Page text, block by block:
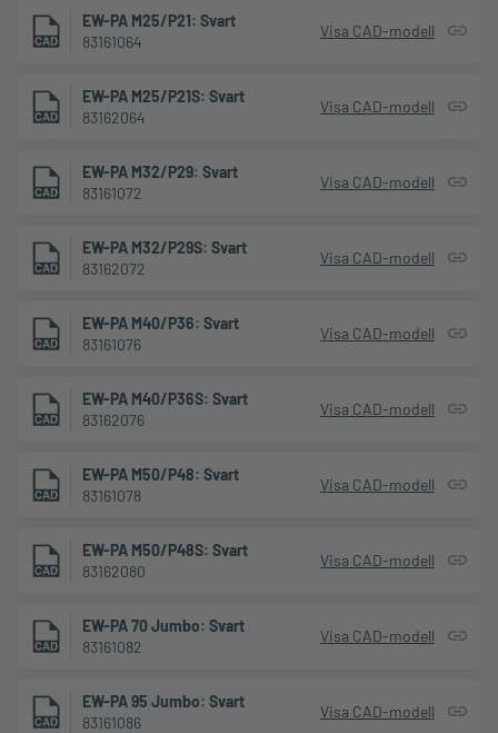
EW-PA M25/P21: Svart
83161064
Visa CAD-modell
EW-PA M25/P21S: Svart
83162064
Visa CAD-modell
EW-PA M32/P29: Svart
83161072
Visa CAD-modell
EW-PA M32/P29S: Svart
83162072
Visa CAD-modell
EW-PA M40/P36: Svart
83161076
Visa CAD-modell
EW-PA M40/P36S: Svart
83162076
Visa CAD-modell
EW-PA M50/P48: Svart
83161078
Visa CAD-modell
EW-PA M50/P48S: Svart
83162080
Visa CAD-modell
EW-PA 70 Jumbo: Svart
83161082
Visa CAD-modell
EW-PA 95 Jumbo: Svart
83161086
Visa CAD-modell